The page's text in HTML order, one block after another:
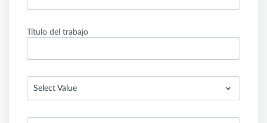
Título del trabajo
Select Value